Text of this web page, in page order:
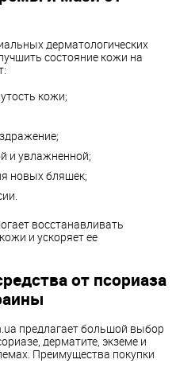
дерматологических
состояние кожи на
кожи;
и увлажненной;
новых бляшек;
восстанавливать
и ускоряет ее
от псориаза
предлагает большой выбор
дерматите, экземе и
Преимущества покупки